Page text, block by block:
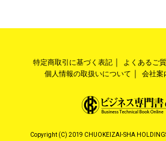
特定商取引に基づく表記 よくあるご
個人情報の取扱いについて
会社案
Copyright (C) 2019 CHUOKEIZAI-SHA